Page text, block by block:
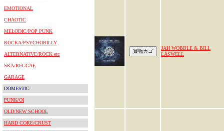
EMOTIONAL
CHAOTIC
MELODIC/POP PUNK
ROCKA/PSYCHOBILLY
ALTERNATIVE/ROCK etc
SKA/REGGAE
GARAGE
DOMESTIC
PUNK/OI
OLD/NEW SCHOOL
HARD CORE/CRUST
JAH WOBBLE & BILL
LASWELL